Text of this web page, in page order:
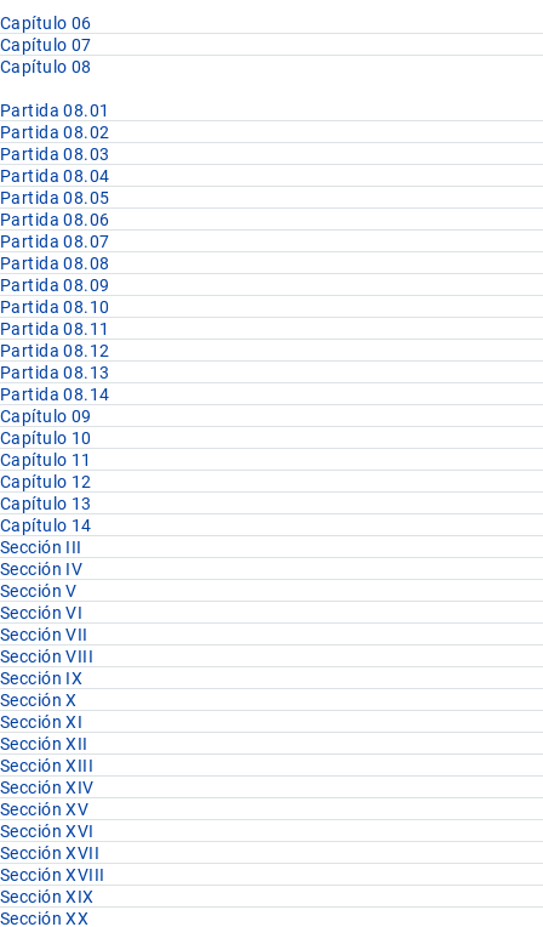
Capítulo 06
Capítulo 07
Capítulo 08
Partida 08.01
Partida 08.02
Partida 08.03
Partida 08.04
Partida 08.05
Partida 08.06
Partida 08.07
Partida 08.08
Partida 08.09
Partida 08.10
Partida 08.11
Partida 08.12
Partida 08.13
Partida 08.14
Capítulo 09
Capítulo 10
Capítulo 11
Capítulo 12
Capítulo 13
Capítulo 14
Sección III
Sección IV
Sección V
Sección VI
Sección VII
Sección VIII
Sección IX
Sección X
Sección XI
Sección XII
Sección XIII
Sección XIV
Sección XV
Sección XVI
Sección XVII
Sección XVIII
Sección XIX
Sección XX